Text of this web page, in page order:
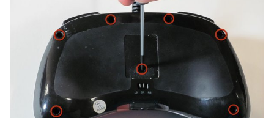
Kommentieren